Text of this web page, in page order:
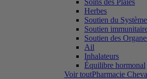
Herbes
Soutien du
Soutien
Soutien des
Ail
Inhalateurs
Équilibre hormonal
Voir toutPharmacie